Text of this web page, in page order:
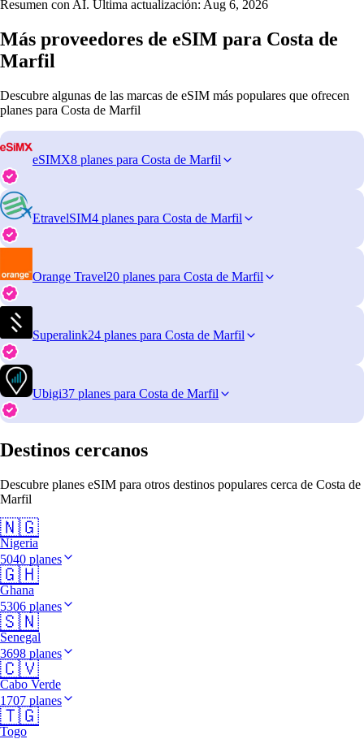
Resumen con AI. Última actualización: Aug 6, 2026
Más proveedores de eSIM para Costa de
Marfil
Descubre algunas de las marcas de eSIM más populares que ofrecen
planes para Costa de Marfil
eSIMX8 planes para Costa de Marfil
EtravelSIM4 planes para Costa de Marfil
Orange Travel20 planes para Costa de Marfil
Superalink24 planes para Costa de Marfil
Ubigi37 planes para Costa de Marfil
Destinos cercanos
Descubre planes eSIM para otros destinos populares cerca de Costa de
Marfil
🇳🇬
Nigeria
5040 planes
🇬🇭
Ghana
5306 planes
🇸🇳
Senegal
3698 planes
🇨🇻
Cabo Verde
1707 planes
🇹🇬
Togo